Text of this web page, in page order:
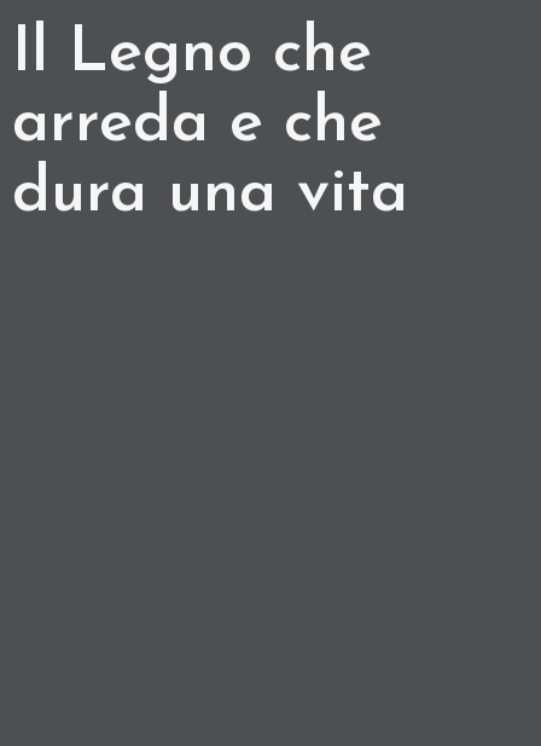
Il Legno che
arreda e che
dura una vita